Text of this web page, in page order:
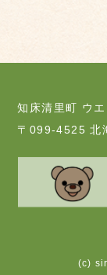
知床清里町 ウ
〒099-4525 北
(c)